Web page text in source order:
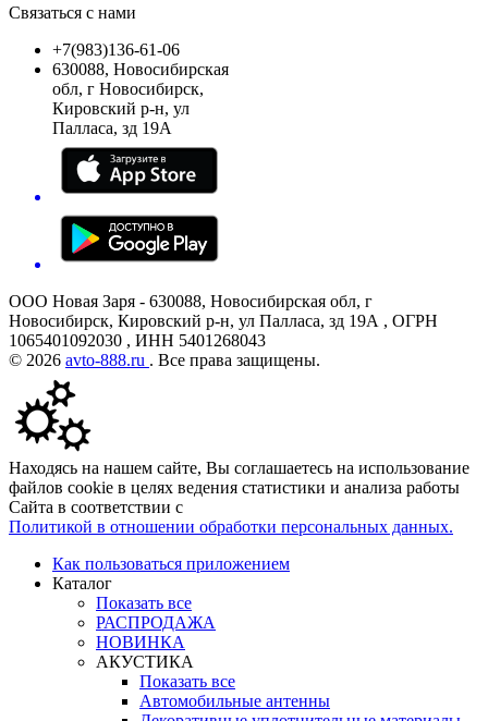
Связаться с нами
+7(983)136-61-06
630088, Новосибирская
обл, г Новосибирск,
Кировский р-н, ул
Палласа, зд 19А
ООО Новая Заря - 630088, Новосибирская обл, г
Новосибирск, Кировский р-н, ул Палласа, зд 19А , ОГРН
1065401092030 , ИНН 5401268043
© 2026 avto-888.ru . Все права защищены.
Находясь на нашем сайте, Вы соглашаетесь на использование
файлов cookie в целях ведения статистики и анализа работы
Сайта в соответствии с
Политикой в отношении обработки персональных данных.
Как пользоваться приложением
Каталог
Показать все
РАСПРОДАЖА
НОВИНКА
АКУСТИКА
Показать все
Автомобильные антенны